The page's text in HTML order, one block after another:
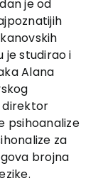
je od
je studirao i
Alana
direktor
psihoanalize
za
brojna